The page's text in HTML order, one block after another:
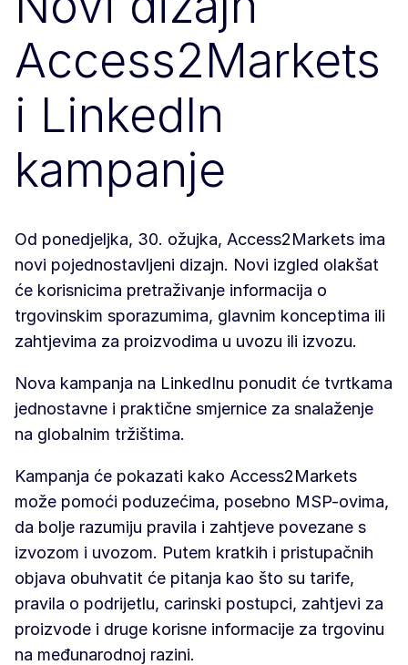
Access2Markets
i LinkedIn
kampanje
Od ponedjeljka, 30. ožujka, Access2Markets ima
novi pojednostavljeni dizajn. Novi izgled olakšat
će korisnicima pretraživanje informacija o
trgovinskim sporazumima, glavnim konceptima ili
zahtjevima za proizvodima u uvozu ili izvozu.
Nova kampanja na LinkedInu ponudit će tvrtkama
jednostavne i praktične smjernice za snalaženje
na globalnim tržištima.
Kampanja će pokazati kako Access2Markets
može pomoći poduzećima, posebno MSP-ovima,
da bolje razumiju pravila i zahtjeve povezane s
izvozom i uvozom. Putem kratkih i pristupačnih
objava obuhvatit će pitanja kao što su tarife,
pravila o podrijetlu, carinski postupci, zahtjevi za
proizvode i druge korisne informacije za trgovinu
na međunarodnoj razini.